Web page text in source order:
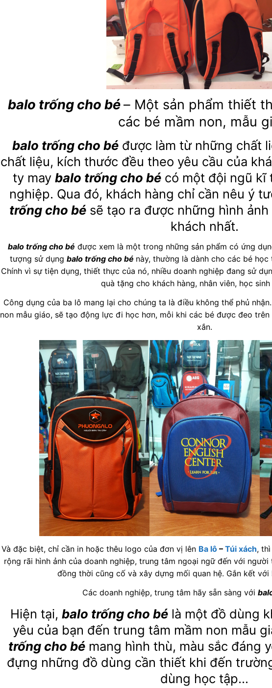
balo trống cho bé– Một sản phẩm thiết
các bé mầm non, mẫu
balo trống cho béđược làm từ những chất
chất liệu, kích thước đều theo yêu cầu của
ty may balo trống cho bécó một đội ngũ kĩ
nghiệp. Qua đó, khách hàng chỉ cần nêu ý
trống cho bésẽ tạo ra được những hình ảnh
khách nhất.
balo trống cho bé được xem là một trong những sản phẩm có ứng
tượng sử dụngbalo trống cho bé này, thường là dành cho các bé
Chính vì sự tiện dụng, thiết thực của nó, nhiều doanh nghiệp đang sử
quà tặng cho khách hàng, nhân viên, học sinh
Công dụng của ba lô mang lại cho chúng ta là điều không thể phủ
non mẫu giáo, sẽ tạo động lực đi học hơn, mỗi khi các bé được đeo
xắn.
Và đặc biệt, chỉ cần in hoặc thêu logo của đơn vị lên Ba lô– Túi xách,
rộng rãi hình ảnh của doanh nghiệp, trung tâm ngoại ngữ đến với người
đồng thời cũng cố và xây dựng mối quan hệ. Gắn kết với
Các doanh nghiệp, trung tâm hãy sẵn sàng với
Hiện tại, balo trống cho bélà một đồ dùng
yêu của bạn đến trung tâm mầm non mẫu
trống cho bé mang hình thù, màu sắc đáng
đựng những đồ dùng cần thiết khi đến
dùng học tập…